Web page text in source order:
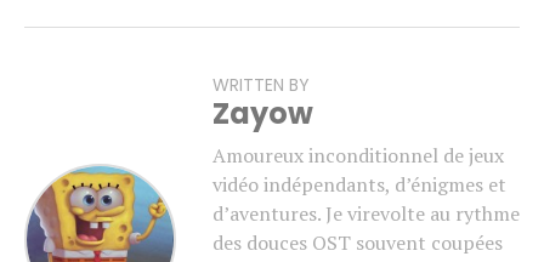
WRITTEN BY
Zayow
Amoureux inconditionnel de jeux
vidéo indépendants, d’énigmes et
d’aventures. Je virevolte au rythme
des douces OST souvent coupées